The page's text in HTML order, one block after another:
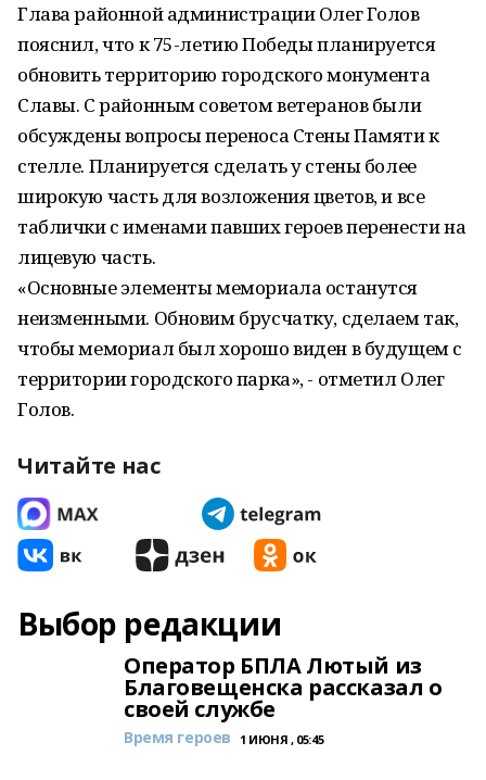
Глава районной администрации Олег Голов
пояснил, что к 75-летию Победы планируется
обновить территорию городского монумента
Славы. С районным советом ветеранов были
обсуждены вопросы переноса Стены Памяти к
стелле. Планируется сделать у стены более
широкую часть для возложения цветов, и все
таблички с именами павших героев перенести на
лицевую часть.
«Основные элементы мемориала останутся
неизменными. Обновим брусчатку, сделаем так,
чтобы мемориал был хорошо виден в будущем с
территории городского парка», - отметил Олег
Голов.
Читайте нас
Выбор редакции
Оператор БПЛА Лютый из
Благовещенска рассказал о
своей службе
Время героев 1 ИЮНЯ , 05:45